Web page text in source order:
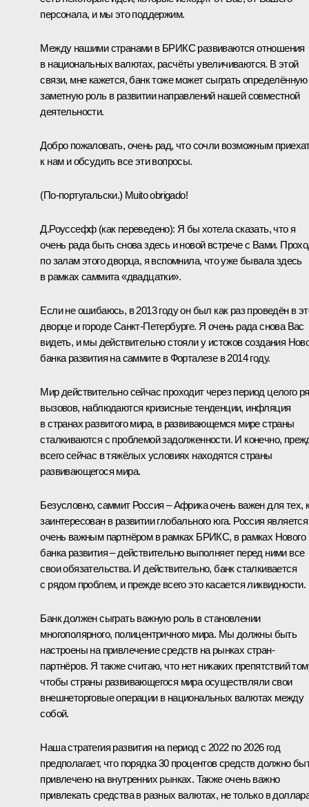
персонала, и мы это поддержим.
Между нашими странами в БРИКС развиваются отношения
в национальных валютах, расчёты увеличиваются. В этой
связи, мне кажется, банк тоже может сыграть определённую
заметную роль в развитии направлений нашей совместной
деятельности.
Добро пожаловать, очень рад, что сочли возможным
к нам и обсудить все эти вопросы.
(По-португальски.) Muito obrigado!
Д.Роуссефф (как переведено): Я бы хотела сказать, что я
очень рада быть снова здесь и новой встрече с Вами.
по залам этого дворца, я вспомнила, что ужебывалаздесь
в рамках саммита «двадцатки».
Если не ошибаюсь, в 2013 году он был как раз проведён в
дворце и городе Санкт-Петербурге. Я очень рада снова Вас
видеть, и мы действительно стояли у истоков создания
банка развития на саммите в Форталезе в 2014 году.
Мир действительно сейчас проходит через период целого
вызовов, наблюдаются кризисные тенденции, инфляция
в странах развитого мира, в развивающемся мире страны
сталкиваются с проблемой задолженности. И конечно,
всего сейчас в тяжёлых условиях находятся страны
развивающегося мира.
Безусловно, саммит Россия – Африка очень важен для тех,
заинтересован в развитии глобального юга. Россия является
очень важным партнёром в рамках БРИКС, в рамках Нового
банка развития – действительно выполняет перед ними все
свои обязательства. И действительно, банк сталкивается
с рядом проблем, и прежде всего это касается ликвидности.
Банк должен сыграть важную роль в становлении
многополярного, полицентричного мира. Мы должны быть
настроены на привлечение средств на рынках стран-
партнёров. Я также считаю, что нет никаких препятствий
чтобы страны развивающегося мира осуществляли свои
внешнеторговые операции в национальных валютах между
собой.
Наша стратегия развития на период с 2022 по 2026 год
предполагает, что порядка 30 процентов средств должно
привлечено на внутренних рынках. Также очень важно
привлекать средства в разных валютах, не только в